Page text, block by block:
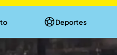
Deportes